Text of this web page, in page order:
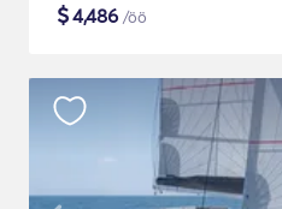
$4,486 /öö